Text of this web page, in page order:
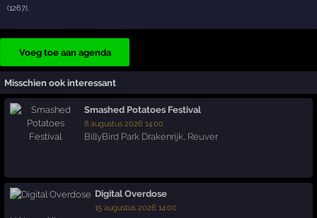
(1267).
Voeg toe aan agenda
Misschien ook interessant
Smashed Potatoes Festival
8 augustus 2026 14:00
BillyBird Park Drakenrijk Reuver
Digital Overdose
15 augustus 2026 14:00